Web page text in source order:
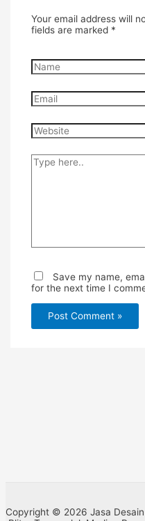
Your email address will
fields are marked *
Name
Email
Website
Type
here..
Save my name,
for the next time I
Copyright © 2026 Jasa